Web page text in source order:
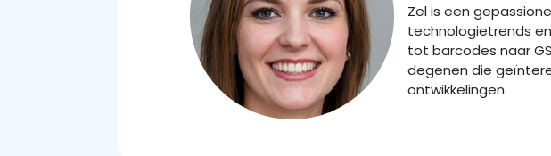
Zel is een
technologietrends
tot barcodes naar
degenen die
ontwikkelingen.